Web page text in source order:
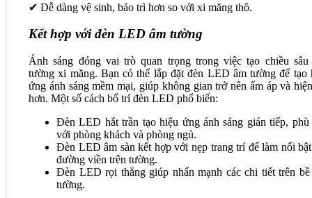
✔ Dễ dàng vệ sinh, bảo trì hơn so với xi măng thô.
Kết hợp với đèn LED âm tường
Ánh sáng đóng vai trò quan trọng trong việc tạo chiều sâu
tường xi măng. Bạn có thể lắp đặt đèn LED âm tường để tạo
ứng ánh sáng mềm mại, giúp không gian trở nên ấm áp và
hơn. Một số cách bố trí đèn LED phổ biến:
Đèn LED hắt trần tạo hiệu ứng ánh sáng gián tiếp, phù
với phòng khách và phòng ngủ.
Đèn LED âm sàn kết hợp với nẹp trang trí để làm nổi
đường viền trên tường.
Đèn LED rọi thẳng giúp nhấn mạnh các chi tiết trên bề
tường.